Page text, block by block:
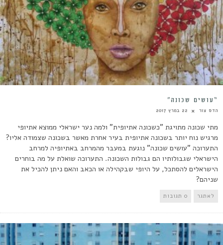
“עושים שכונה”
הדס צור 22 במרץ 2017
מתי שכונה מתויגת "כשכונה אתיופית" ולמה נער ישראלי ממוצא אתיופי
מרגיש נוח יותר בשכונה אתיופית בעיר אחרת מאשר בשכונה שצמודה אליו?
התערוכה "עושים שכונה" נוגעת במעבר מהמרחב באתיופיה למרחב
הישראלי שגבולותיו הם גבולות השכונה. התערוכה שואלת על מה בוחרים
הישראלים להסתכל, על היופי שבקהילה או הכאב והאם ניתן להכיל את
שניהם?
לאתגר 0 תגובות